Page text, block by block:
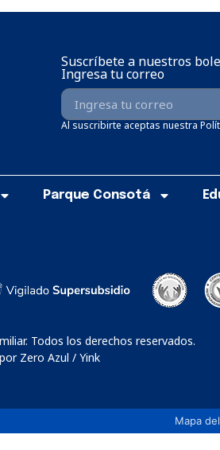
Suscríbete a nuestros
Ingresa tu correo
Al suscribirte aceptas nuestra
Parque Consotá
Todos los derechos reservados.
Zero Azul / Yink
Mapa